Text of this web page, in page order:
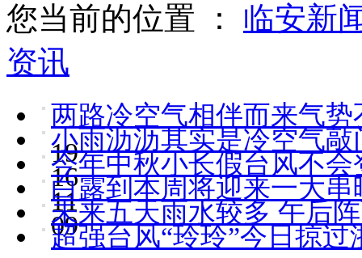
您当前的位置 ： 临安新
资讯
两路冷空气相伴而来气
19
小雨沥沥其实是冷空气
16
今年中秋小长假台风不
11
白露到本周将迎来一大
09
未来五天雨水较多 午后
超强台风“玲玲”今日掠